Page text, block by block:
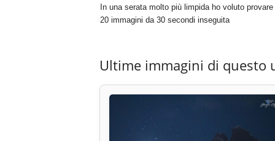
In una serata molto più limpida ho voluto
20 immagini da 30 secondi inseguita
Ultime immagini di questo